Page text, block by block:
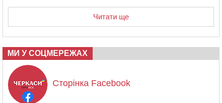
Читати ще
МИ У СОЦМЕРЕЖАХ
Сторінка Facebook